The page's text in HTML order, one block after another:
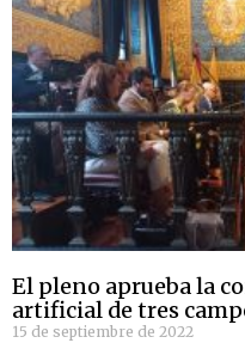
El pleno aprueba la
artificial de tres
15 de septiembre de 2022